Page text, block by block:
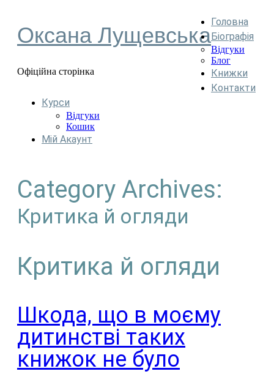
Оксана Лущевська
Офіційна сторінка
Головна
Біографія
Відгуки
Блог
Книжки
Контакти
Курси
Відгуки
Кошик
Мій Акаунт
Category Archives:
Критика й огляди
Критика й огляди
Шкода, що в моєму
дитинстві таких
книжок не було